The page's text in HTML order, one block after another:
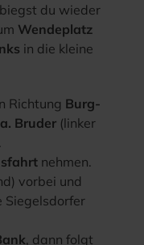
biegst du wie­der
Wen­de­platz
in die klei­ne
Rich­tung Burg­
Bru­der (lin­ker
.
nehmen.
vor­bei und
Sie­gels­dor­fer
, dann folgt